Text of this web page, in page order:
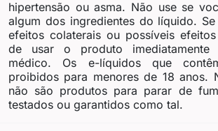
hipertensão ou asma. Não use se
algum dos ingredientes do líquido.
efeitos colaterais ou possíveis
de usar o produto
médico. Os e-líquidos que
proibidos para menores de 18 anos.
não são produtos para parar de
testados ou garantidos como tal.